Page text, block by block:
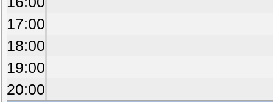
17:00
18:00
19:00
20:00